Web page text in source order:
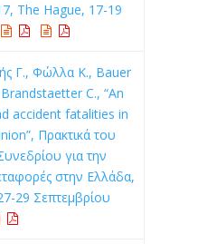
The Hague, 17-19
Γ., Φώλλα Κ., Bauer
C., “An
accident fatalities in
Πρακτικά του
για την
στην Ελλάδα,
29 Σεπτεμβρίου